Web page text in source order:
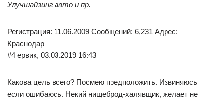
Улучшайзинг авто и пр.
Регистрация: 11.06.2009 Сообщений: 6,231 Адрес:
Краснодар
#4 ервик, 03.03.2019 16:43
Какова цель всего? Посмею предположить. Извиняюсь
если ошибаюсь. Некий нищеброд-халявщик, желает не